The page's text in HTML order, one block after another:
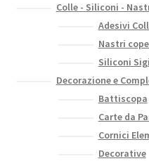
Colle - Siliconi -
Adesivi
Nastri
Siliconi
Decorazione e
Battiscopa
Carte da
Cornici
Decorative